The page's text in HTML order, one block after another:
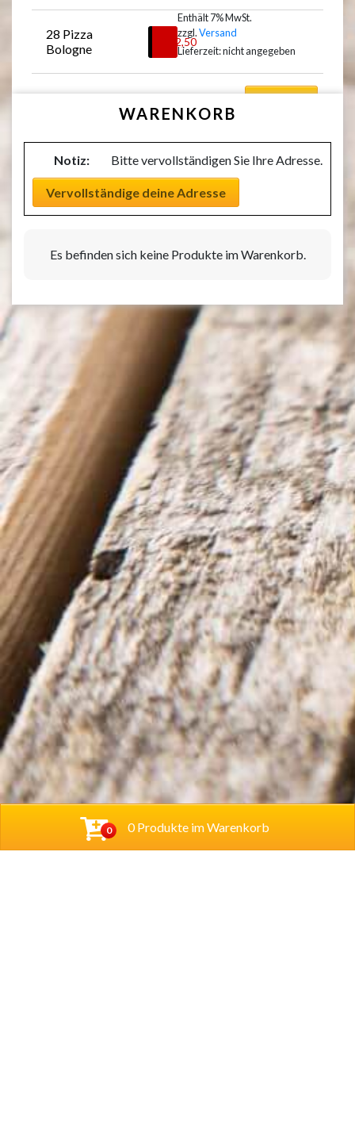
0 0 Produkte im Warenkorb
28 Pizza
Bologne
12,50
Enthält 7% MwSt.
zzgl.Versand
Lieferzeit: nicht angegeben
WARENKORB
Notiz: Bitte vervollständigen Sie Ihre Adresse.
Vervollständige deine Adresse
Es befinden sich keine Produkte im Warenkorb.